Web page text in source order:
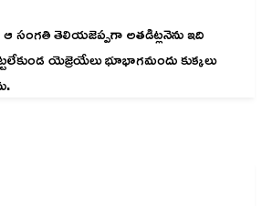
సంగతి తెలియజెప్పగా అతడిట్లనెను ఇది
యెజ్రెయేలు భూభాగమందు కుక్కలు